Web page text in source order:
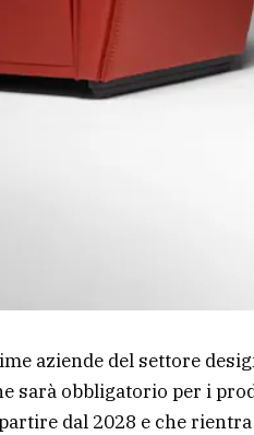
aziende del settore
sarà obbligatorio per i
dal 2028 e che